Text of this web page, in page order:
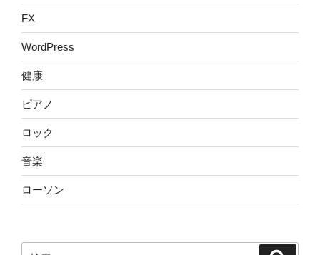
FX
WordPress
健康
ピアノ
ロック
音楽
ローソン